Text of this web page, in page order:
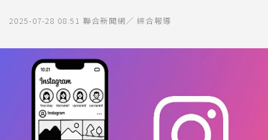
2025-07-28 08:51 聯合新聞網／ 綜合報導